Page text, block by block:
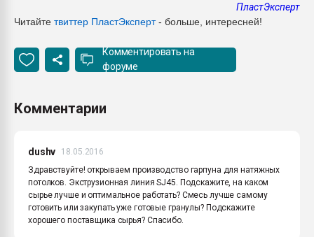
ПластЭксперт
Читайте твиттер ПластЭксперт- больше, интересней!
Комментировать на
форуме
Комментарии
dushv
18.05.2016
Здравствуйте! открываем производство гарпуна для натяжных
потолков. Экструзионная линия SJ45. Подскажите, на каком
сырье лучше и оптимальное работать? Смесь лучше самому
готовить или закупать уже готовые гранулы? Подскажите
хорошего поставщика сырья? Спасибо.